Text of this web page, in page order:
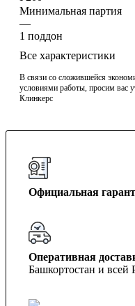
Минимальная партия
—
1 поддон
Все характеристики
В связи со сложившейся
условиями работы, просим вас
Клинкерс
Официальная
Оперативная
Башкортостан и всей